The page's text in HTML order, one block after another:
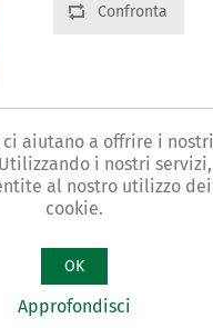
Confronta
ci aiutano a offrire i nostri
i nostri servizi,
al nostro utilizzo dei
cookie.
OK
Approfondisci